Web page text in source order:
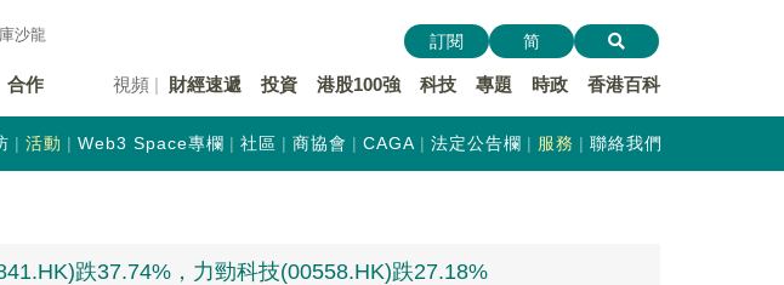
沙龍
合作 視頻 財經速遞 投資 港股100強 科技 專題 時政 香港百科
訂閱 简
活動 Web3 Space專欄 社區 商協會 CAGA 法定公告欄 服務 聯絡我們
跌37.74%，力勁科技(00558.HK)跌27.18%